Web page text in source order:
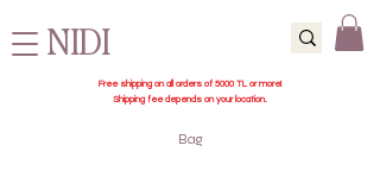
NIDI
Free shipping on all orders of 5000 TL or more!
Shipping fee depends on your location.
Bag